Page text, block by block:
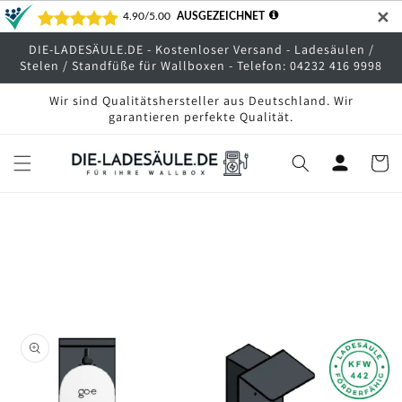
✕
Direkt
zum
Inhalt
DIE-LADESÄULE.DE - Kostenloser Versand - Ladesäulen /
Stelen / Standfüße für Wallboxen - Telefon: 04232 416 9998
Wir sind Qualitätshersteller aus Deutschland. Wir
garantieren perfekte Qualität.